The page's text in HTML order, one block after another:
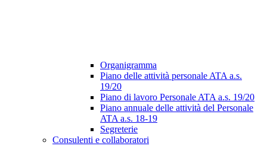
Organigramma
Piano delle attività personale ATA a.s.
19/20
Piano di lavoro Personale ATA a.s. 19/20
Piano annuale delle attività del Personale
ATA a.s. 18-19
Segreterie
Consulenti e collaboratori